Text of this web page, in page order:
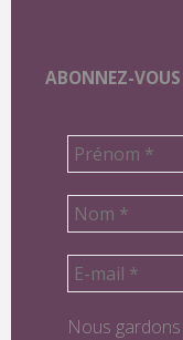
ABONNEZ-
Nous